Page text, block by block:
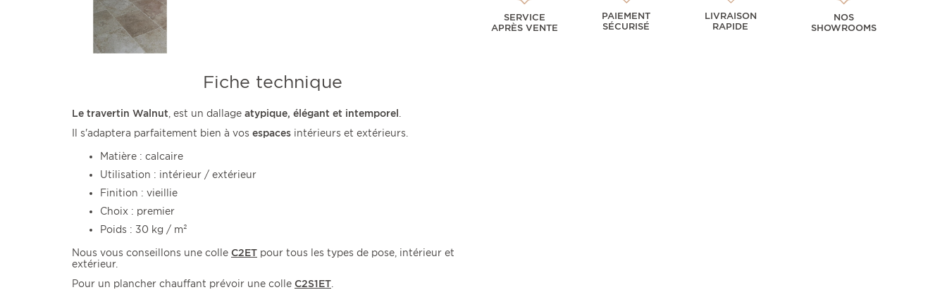
Fiche technique
Le travertin Walnut , est un dallage atypique, élégant et intemporel
Il s'adaptera parfaitement bien à vos espaces intérieurs et extérieurs.
Matière : calcaire
Utilisation : intérieur / extérieur
Finition : vieillie
Choix : premier
Poids : 30 kg / m²
Nous vous conseillons une colle C2ET pour tous les types de pose, intérieur et
extérieur.
Pour un plancher chauffant prévoir une colle C2S1ET
SERVICE
APRÈS VENTE
PAIEMENT
SÉCURISÉ
LIVRAISON
RAPIDE
NOS
SHOWROOMS